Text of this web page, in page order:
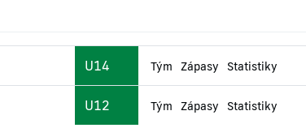
U14 Tým Zápasy Statistiky
U12 Tým Zápasy Statistiky